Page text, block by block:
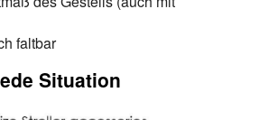
faltbar
Situation